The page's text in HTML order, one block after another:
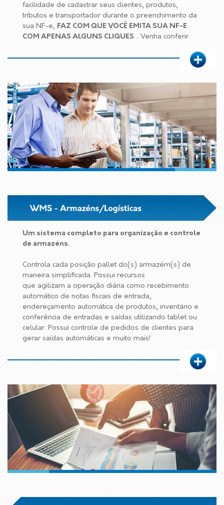
facilidade de cadastrar seus clientes, produtos,
tributos e transportador durante o preenchimento da
sua NF-e, FAZ COM QUE VOCÊ EMITA SUA NF-E
COM APENAS ALGUNS CLIQUES... Venha conferir.
Um sistema completo para organização e controle
de armazéns.
Controla cada posição pallet do(s) armazém(s) de
maneira simplificada. Possui recursos
que agilizam a operação diária como recebimento
automático de notas fiscais de entrada,
endereçamento automática de produtos, inventário e
conferência de entradas e saídas utilizando tablet ou
celular. Possui controle de pedidos de clientes para
gerar saídas automáticas e muito mais!